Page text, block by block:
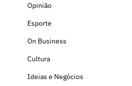
Opinião
Esporte
On Business
Cultura
Ideias e Negócios